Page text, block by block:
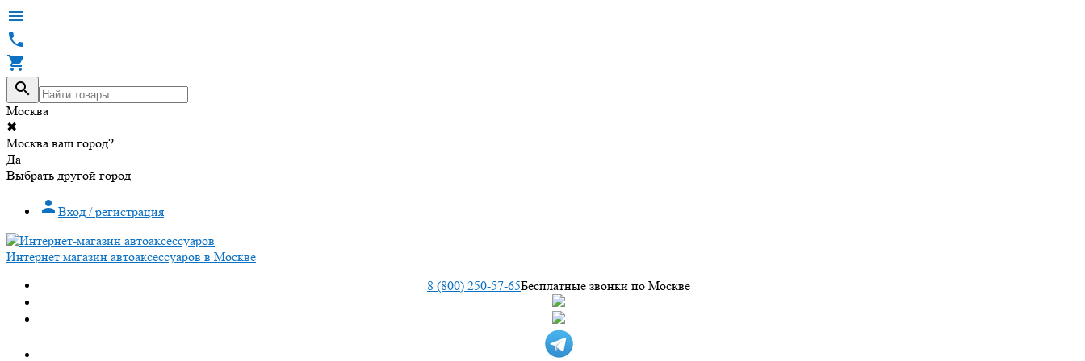




Москва
✖
Москва ваш город?
Да
Выбрать другой город
 Вход / регистрация
Интернет магазин автоаксессуаров в Москве
8 (800) 250-57-65Бесплатные звонки по Москве